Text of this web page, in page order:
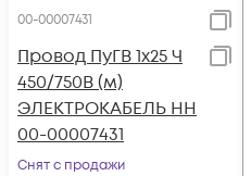
00-00007431
Провод ПуГВ 1х25 Ч
450/750В (м)
ЭЛЕКТРОКАБЕЛЬ НН
00-00007431
Снят с продажи